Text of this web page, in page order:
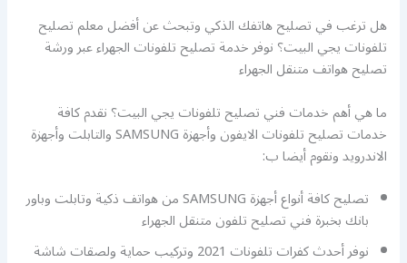
هل ترغب في تصليح هاتفك الذكي وتبحث عن أفضل معلم تصليح
تلفونات يجي البيت؟ نوفر خدمة تصليح تلفونات الجهراء عبر ورشة
تصليح هواتف متنقل الجهراء
ما هي أهم خدمات فني تصليح تلفونات يجي البيت؟ نقدم كافة
خدمات تصليح تلفونات الايفون وأجهزة SAMSUNG والتابلت وأجهزة
الاندرويد ونقوم أيضا ب:
تصليح كافة أنواع أجهزة SAMSUNG من هواتف ذكية وتابلت وباور
بانك بخبرة فني تصليح تلفون متنقل الجهراء
نوفر أحدث كفرات تلفونات 2021 وتركيب حماية ولصقات شاشة